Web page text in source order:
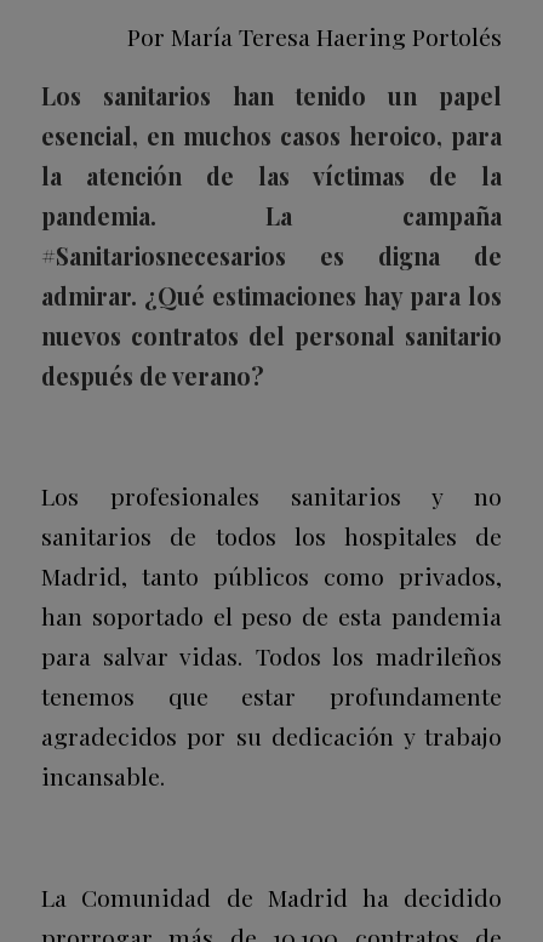
Por María Teresa Haering Portolés
Los sanitarios han tenido un papel
esencial, en muchos casos heroico, para
la atención de las víctimas de la
pandemia. La campaña
#Sanitariosnecesarios es digna de
admirar. ¿Qué estimaciones hay para los
nuevos contratos del personal sanitario
después de verano?
Los profesionales sanitarios y no
sanitarios de todos los hospitales de
Madrid, tanto públicos como privados,
han soportado el peso de esta pandemia
para salvar vidas. Todos los madrileños
tenemos que estar profundamente
agradecidos por su dedicación y trabajo
incansable.
La Comunidad de Madrid ha decidido